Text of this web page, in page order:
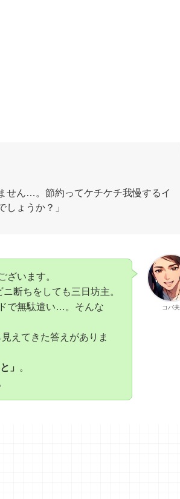
せん…。節約ってケチケチ我慢するイ
ょうか？」
コバ夫
ざいます。
断ちをしても三日坊主。
で無駄遣い…。そんな
えてきた答えがありま
」
。